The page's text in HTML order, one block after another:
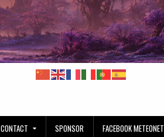
CONTACT SPONSOR FACEBOOK METEONET